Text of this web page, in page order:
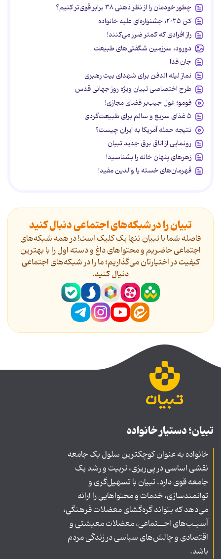
چطور خودمان را از نظر ذهنی ۳۸ برابر قوی‌تر کنیم؟
کن ۲۰۲۵؛ جشنواره‌ای علیه خانواده
راز افرادی که کمتر ضرر می‌کنند!
دورود، سرزمین شگفتی‌های طبیعت
جان فدا
نماز لیله الدفن برای شهدای بیت رهبری
طرح اختصاصی تبیان ویژه روز جهانی قدس
فومو؛ غول جیب‌بر فضای مجازی!
۵ غذای سریع و سالم برای طبیعت‌گردی
نتیجه حمله آمریکا به ایران چیست؟
رونمایی از اتاق برق جدید تبیان
زهرهای پنهان خانه را بشناسید!
قهرمان‌های خسته یا والدین مفید!
تبیان را در شبکه‌های اجتماعی دنبال کنید
فاصله شما با تبیان تنها یک کلیک است! در همه شبکه‌های
اجتماعی حاضریم و محتواهای داغ و دسته اول را با بهترین
کیفیت در اختیارتان می‌گذاریم؛ ما را در شبکه‌های اجتماعی
دنیال کنید.
تبیان؛ دستیار خانواده
خانواده به عنوان کوچکترین سلول یک جامعه
نقشی اساسی در پی‌ریزی، تربیت و رشد یک
جامعه قوی دارد. تبیان با تسهیل‌گری و
توانمندسازی، خدمات و محتواهایی را ارائه
می‌دهد که بتواند گره‌گشای معضلات فرهنگی،
آسیـب‌های اجــتماعی، معضلات معیشتی و
اقتصادی و چالش‌های سیاسی در زندگی مردم
باشد.